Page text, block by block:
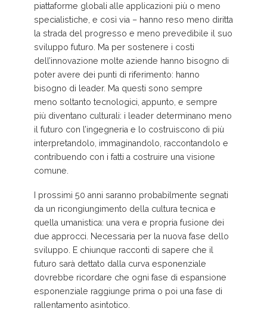
piattaforme globali alle applicazioni più o meno
specialistiche, e così via – hanno reso meno diritta
la strada del progresso e meno prevedibile il suo
sviluppo futuro. Ma per sostenere i costi
dell’innovazione molte aziende hanno bisogno di
poter avere dei punti di riferimento: hanno
bisogno di leader. Ma questi sono sempre
meno soltanto tecnologici, appunto, e sempre
più diventano culturali: i leader determinano meno
il futuro con l’ingegneria e lo costruiscono di più
interpretandolo, immaginandolo, raccontandolo e
contribuendo con i fatti a costruire una visione
comune.
I prossimi 50 anni saranno probabilmente segnati
da un ricongiungimento della cultura tecnica e
quella umanistica: una vera e propria fusione dei
due approcci. Necessaria per la nuova fase dello
sviluppo. E chiunque racconti di sapere che il
futuro sarà dettato dalla curva esponenziale
dovrebbe ricordare che ogni fase di espansione
esponenziale raggiunge prima o poi una fase di
rallentamento asintotico.